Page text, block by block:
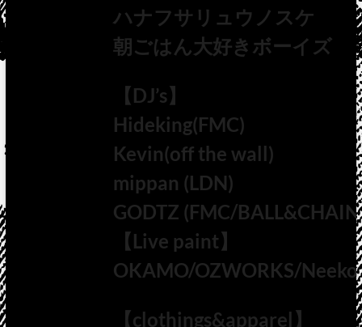
ハナフサリュウノスケ
朝ごはん大好きボーイズ
【DJ’s】
Hideking(FMC)
Kevin(off the wall)
mippan (LDN)
GODTZ (FMC/
【Live paint】
OKAMO/OZWORKS/
【clothings&apparel】